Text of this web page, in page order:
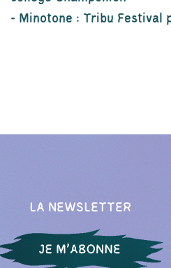
- Minotone : Tribu Festival
LA NEWSLETTER